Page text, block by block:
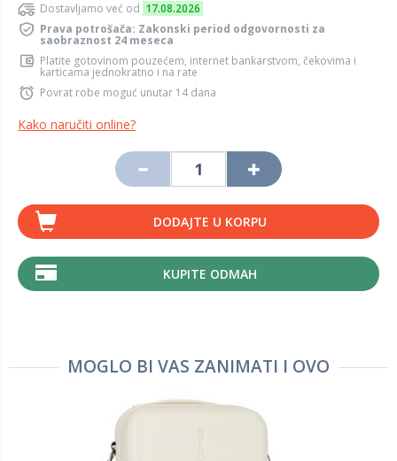
Dostavljamo već od 17.08.2026
Prava potrošača: Zakonski period odgovornosti za
saobraznost 24 meseca
Platite gotovinom pouzećem, internet bankarstvom, čekovima i
karticama jednokratno i na rate
Povrat robe moguć unutar 14 dana
Kako naručiti online?
DODAJTE U KORPU
KUPITE ODMAH
MOGLO BI VAS ZANIMATI I OVO